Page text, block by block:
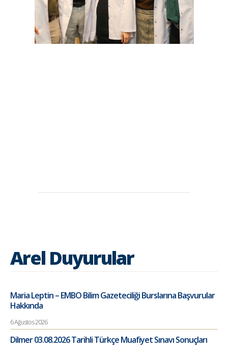
Arel Duyurular
Maria Leptin – EMBO Bilim Gazeteciliği Burslarına Başvurular
Hakkında
6 Ağustos 2026
Dilmer 03.08.2026 Tarihli Türkçe Muafiyet Sınavı Sonuçları